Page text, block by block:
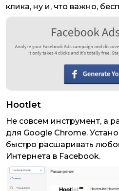
клика, ну и, что важно,
Hootlet
Не совсем инструмент, а
для Google Chrome.
быстро расшаривать
Интернета в Facebook.